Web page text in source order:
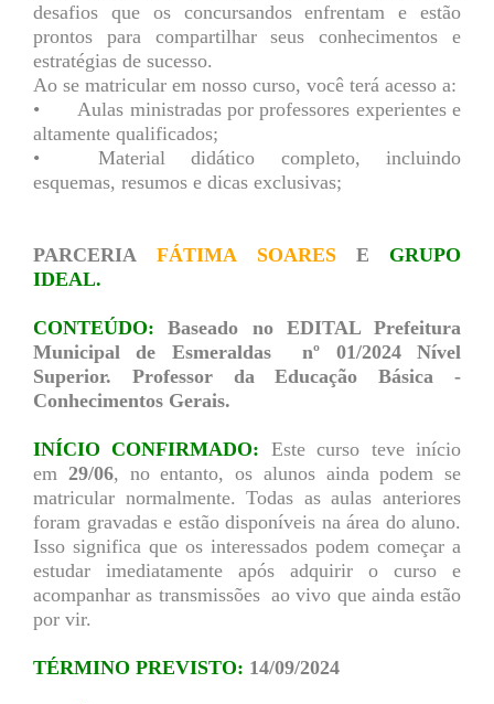
desafios que os concursandos enfrentam e estão
prontos para compartilhar seus conhecimentos e
estratégias de sucesso.
Ao se matricular em nosso curso, você terá acesso a:
•
Aulas ministradas por professores experientes e
altamente qualificados;
•
Material didático completo, incluindo
esquemas, resumos e dicas exclusivas;
PARCERIAFÁTIMA SOARESE GRUPO
IDEAL.
CONTEÚDO: Baseado no EDITAL Prefeitura
Municipal de Esmeraldas nº 01/2024 Nível
Superior. Professor da Educação Básica -
Conhecimentos Gerais.
INÍCIO CONFIRMADO: Este curso teve início
em 29/06, no entanto, os alunos ainda podem se
matricular normalmente. Todas as aulas anteriores
foram gravadas e estão disponíveis na área do aluno.
Isso significa que os interessados podem começar a
estudar imediatamente após adquirir o curso e
acompanhar as transmissões ao vivo que ainda estão
por vir.
TÉRMINO PREVISTO: 14/09/2024